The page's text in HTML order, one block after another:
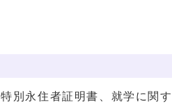
別永住者証明書、就学に関す